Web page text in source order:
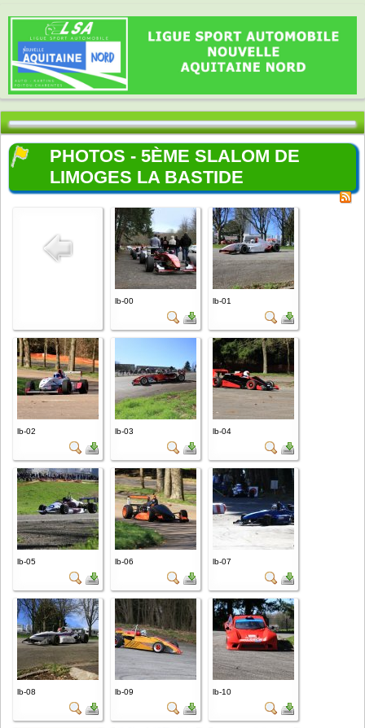
PHOTOS - 5ÈME SLALOM DE
LIMOGES LA BASTIDE
lb-00 lb-01
lb-02 lb-03 lb-04
lb-05 lb-06 lb-07
lb-08 lb-09 lb-10